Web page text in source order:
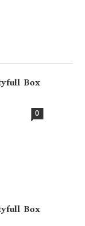
Box
0
Box